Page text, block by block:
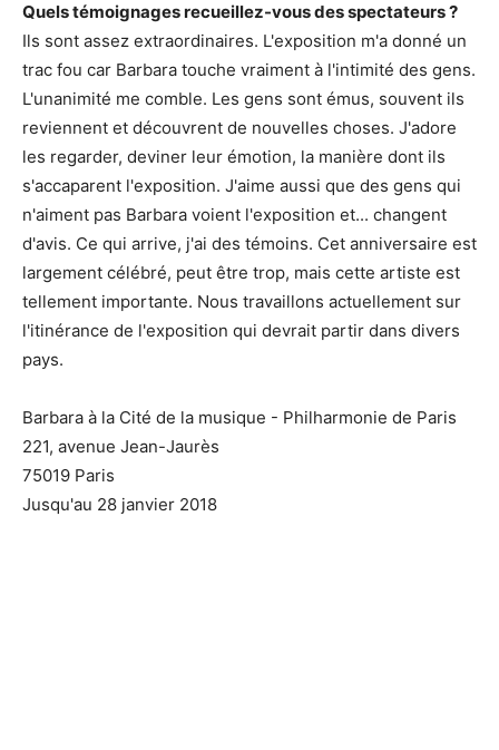
Quels témoignages recueillez-vous des spectateurs ?
Ils sont assez extraordinaires. L'exposition m'a donné un
trac fou car Barbara touche vraiment à l'intimité des gens.
L'unanimité me comble. Les gens sont émus, souvent ils
reviennent et découvrent de nouvelles choses. J'adore
les regarder, deviner leur émotion, la manière dont ils
s'accaparent l'exposition. J'aime aussi que des gens qui
n'aiment pas Barbara voient l'exposition et... changent
d'avis. Ce qui arrive, j'ai des témoins. Cet anniversaire est
largement célébré, peut être trop, mais cette artiste est
tellement importante. Nous travaillons actuellement sur
l'itinérance de l'exposition qui devrait partir dans divers
pays.
Barbara à la Cité de la musique - Philharmonie de Paris
221, avenue Jean-Jaurès
75019 Paris
Jusqu'au 28 janvier 2018